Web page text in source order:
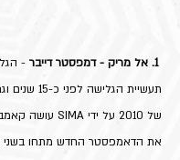
1. אל מריק - דמפסטר דייבר
-
תעשיית
של 2010 על ידי SIMA עושה קאמבק מודרני!
את הדאמפסטר החדש מתחו בשני